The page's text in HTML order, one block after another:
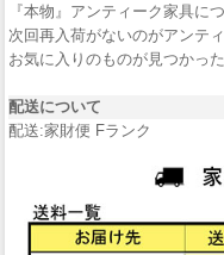
『本物』アンティーク家具に
次回再入荷がないのがアンティ
お気に入りのものが見つかっ
配送について
配送:家財便 Fランク